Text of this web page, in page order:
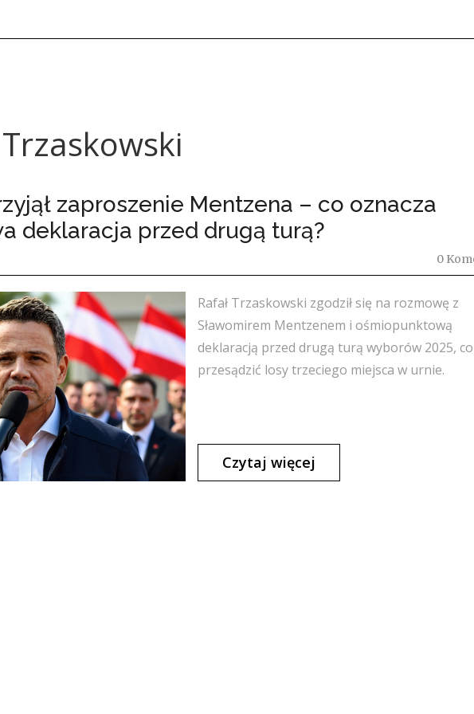
zaproszenie Mentzena – co oznacza
deklaracja przed drugą turą?
0
Rafał Trzaskowski zgodził się na rozmowę z
Sławomirem Mentzenem i ośmiopunktową
deklaracją przed drugą turą wyborów 2025,
przesądzić losy trzeciego miejsca w urnie.
Czytaj więcej